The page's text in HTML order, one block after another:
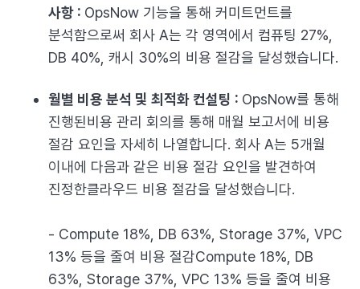
사항 : OpsNow 기능을 통해 커미트먼트를
분석함으로써 회사 A는 각 영역에서 컴퓨팅 27%,
DB 40%, 캐시 30%의 비용 절감을 달성했습니다.
월별 비용 분석 및 최적화 컨설팅 : OpsNow를 통해
진행된비용 관리 회의를 통해 매월 보고서에 비용
절감 요인을 자세히 나열합니다. 회사 A는 5개월
이내에 다음과 같은 비용 절감 요인을 발견하여
진정한클라우드 비용 절감을 달성했습니다.
- Compute 18%, DB 63%, Storage 37%, VPC
13% 등을 줄여 비용 절감Compute 18%, DB
63%, Storage 37%, VPC 13% 등을 줄여 비용